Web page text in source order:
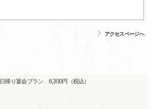
アクセスページへ
日帰り宴会プラン 6,300円（税込）